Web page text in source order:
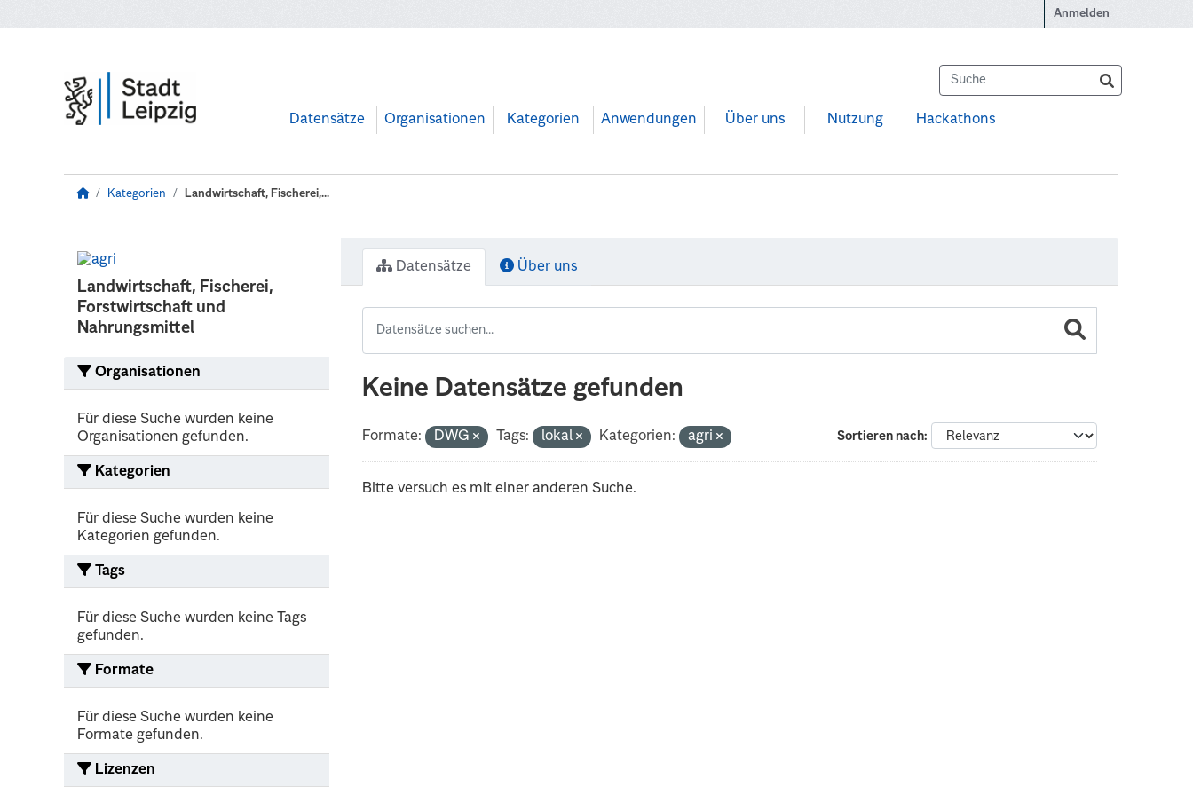
Anmelden
Datensätze Organisationen Kategorien Anwendungen Über uns Nutzung Hackathons
Kategorien Landwirtschaft, Fischerei,...
Landwirtschaft, Fischerei,
Forstwirtschaft und
Nahrungsmittel
Organisationen
Für diese Suche wurden keine
Organisationen gefunden.
Kategorien
Für diese Suche wurden keine
Kategorien gefunden.
Tags
Für diese Suche wurden keine Tags
gefunden.
Formate
Für diese Suche wurden keine
Formate gefunden.
Lizenzen
Datensätze Über uns
Keine Datensätze gefunden
Sortieren nach
Formate: DWG Tags: lokal Kategorien: agri
Bitte versuch es mit einer anderen Suche.